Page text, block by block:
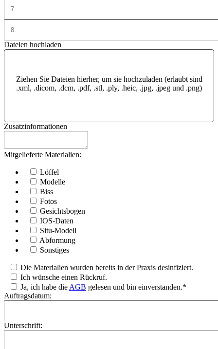
Dateien hochladen
Ziehen Sie Dateien hierher, um sie hochzuladen (erlaubt sind
.xml, .dicom, .dcm, .pdf, .stl, .ply, .heic, .jpg, .jpeg und .png)
Zusatzinformationen
Mitgelieferte Materialien:
Löffel
Modelle
Biss
Fotos
Gesichtsbogen
IOS-Daten
Situ-Modell
Abformung
Sonstiges
Die Materialien wurden bereits in der Praxis desinfiziert.
Ich wünsche einen Rückruf.
Ja, ich habe die AGB gelesen und bin einverstanden.*
Auftragsdatum:
Unterschrift: